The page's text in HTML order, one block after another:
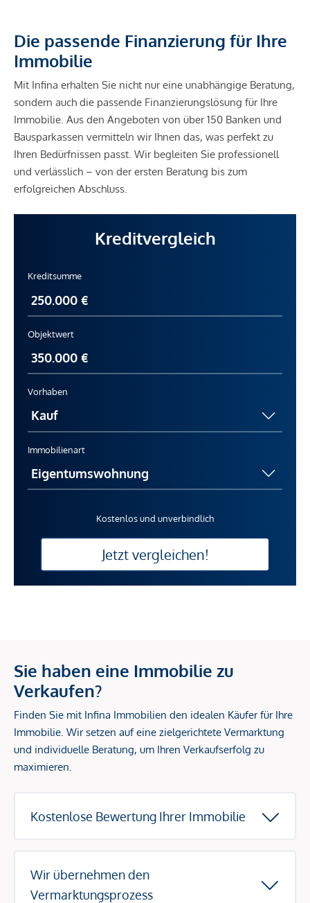
Die passende Finanzierung für Ihre
Immobilie
Mit Infina erhalten Sie nicht nur eine unabhängige Beratung,
sondern auch die passende Finanzierungslösung für Ihre
Immobilie. Aus den Angeboten von über 150 Banken und
Bausparkassen vermitteln wir Ihnen das, was perfekt zu
Ihren Bedürfnissen passt. Wir begleiten Sie professionell
und verlässlich – von der ersten Beratung bis zum
erfolgreichen Abschluss.
Kreditvergleich
Kreditsumme
Objektwert
Vorhaben
Immobilienart
Kostenlos und unverbindlich
Jetzt vergleichen!
Sie haben eine Immobilie zu
Verkaufen?
Finden Sie mit Infina Immobilien den idealen Käufer für Ihre
Immobilie. Wir setzen auf eine zielgerichtete Vermarktung
und individuelle Beratung, um Ihren Verkaufserfolg zu
maximieren.
Kostenlose Bewertung Ihrer Immobilie
Wir übernehmen den
Vermarktungsprozess